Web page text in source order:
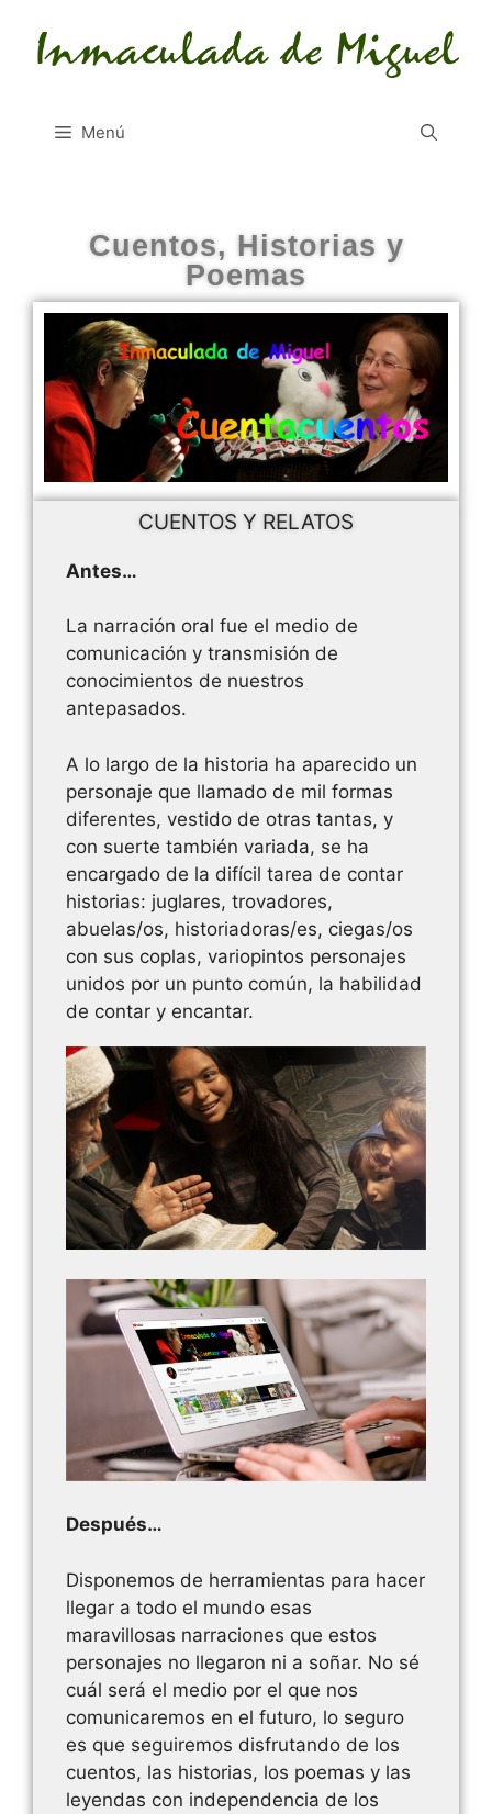
Menú
Cuentos, Historias y
Poemas
CUENTOS Y RELATOS
Antes…
La narración oral fue el medio de
comunicación y transmisión de
conocimientos de nuestros
antepasados.
A lo largo de la historia ha aparecido un
personaje que llamado de mil formas
diferentes, vestido de otras tantas, y
con suerte también variada, se ha
encargado de la difícil tarea de contar
historias: juglares, trovadores,
abuelas/os, historiadoras/es, ciegas/os
con sus coplas, variopintos personajes
unidos por un punto común, la habilidad
de contar y encantar.
Después…
Disponemos de herramientas para hacer
llegar a todo el mundo esas
maravillosas narraciones que estos
personajes no llegaron ni a soñar. No sé
cuál será el medio por el que nos
comunicaremos en el futuro, lo seguro
es que seguiremos disfrutando de los
cuentos, las historias, los poemas y las
leyendas con independencia de los